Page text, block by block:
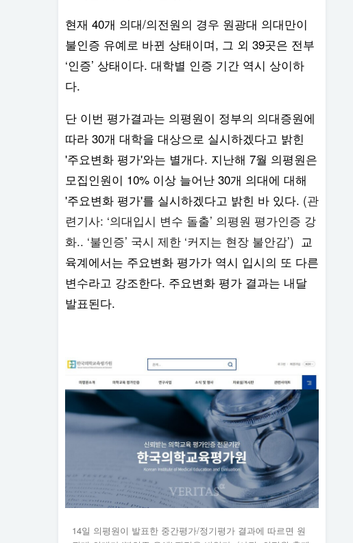
현재 40개 의대/의전원의 경우 원광대 의대만이
불인증 유예로 바뀐 상태이며, 그 외 39곳은 전부
‘인증’ 상태이다. 대학별 인증 기간 역시 상이하
다.
단 이번 평가결과는 의평원이 정부의 의대증원에
따라 30개 대학을 대상으로 실시하겠다고 밝힌
'주요변화 평가'와는 별개다. 지난해 7월 의평원은
모집인원이 10% 이상 늘어난 30개 의대에 대해
'주요변화 평가'를 실시하겠다고 밝힌 바 있다. (관
련기사: ‘의대입시 변수 돌출’ 의평원 평가인증 강
화.. ‘불인증’ 국시 제한 ‘커지는 현장 불안감’) 교
육계에서는 주요변화 평가가 역시 입시의 또 다른
변수라고 강조한다. 주요변화 평가 결과는 내달
발표된다.
14일 의평원이 발표한 중간평가/정기평가 결과에 따르면 원